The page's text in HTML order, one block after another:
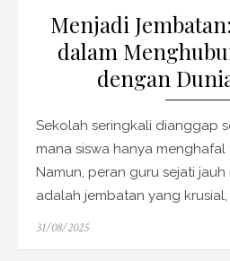
Menjadi
dalam
dengan
Sekolah seringkali dianggap
mana siswa hanya menghafal
Namun, peran guru sejati
adalah jembatan yang krusial,
Posted
31/08/2025